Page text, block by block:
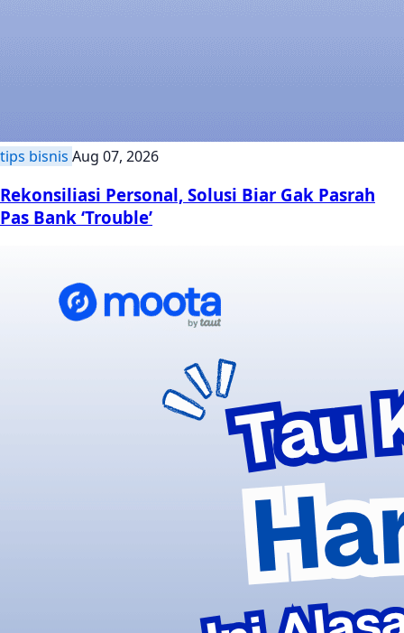
tips bisnis Aug 07, 2026
Rekonsiliasi Personal, Solusi Biar Gak Pasrah
Pas Bank ‘Trouble’